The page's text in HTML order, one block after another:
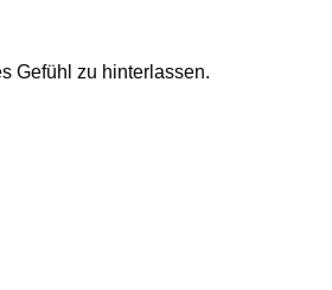
Gefühl zu hinterlassen.